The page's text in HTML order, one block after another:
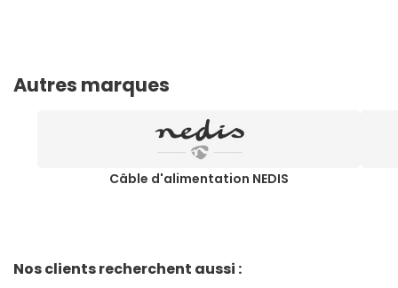
Autres marques
Câble d'alimentation NEDIS
Nos clients recherchent aussi :